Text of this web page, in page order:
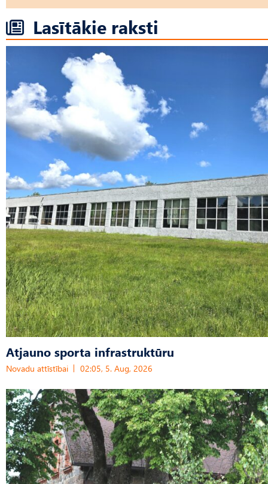
Lasītākie raksti
Atjauno sporta infrastruktūru
Novadu attīstībai 02:05, 5. Aug, 2026